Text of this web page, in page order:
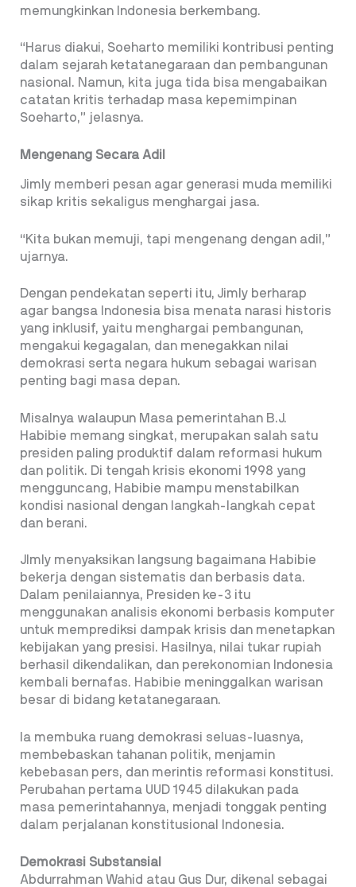
memungkinkan Indonesia berkembang.
“Harus diakui, Soeharto memiliki kontribusi penting
dalam sejarah ketatanegaraan dan pembangunan
nasional. Namun, kita juga tida bisa mengabaikan
catatan kritis terhadap masa kepemimpinan
Soeharto,” jelasnya.
Mengenang Secara Adil
Jimly memberi pesan agar generasi muda memiliki
sikap kritis sekaligus menghargai jasa.
“Kita bukan memuji, tapi mengenang dengan adil,”
ujarnya.
Dengan pendekatan seperti itu, Jimly berharap
agar bangsa Indonesia bisa menata narasi historis
yang inklusif, yaitu menghargai pembangunan,
mengakui kegagalan, dan menegakkan nilai
demokrasi serta negara hukum sebagai warisan
penting bagi masa depan.
Misalnya walaupun Masa pemerintahan B.J.
Habibie memang singkat, merupakan salah satu
presiden paling produktif dalam reformasi hukum
dan politik. Di tengah krisis ekonomi 1998 yang
mengguncang, Habibie mampu menstabilkan
kondisi nasional dengan langkah-langkah cepat
dan berani.
JImly menyaksikan langsung bagaimana Habibie
bekerja dengan sistematis dan berbasis data.
Dalam penilaiannya, Presiden ke-3 itu
menggunakan analisis ekonomi berbasis komputer
untuk memprediksi dampak krisis dan menetapkan
kebijakan yang presisi. Hasilnya, nilai tukar rupiah
berhasil dikendalikan, dan perekonomian Indonesia
kembali bernafas. Habibie meninggalkan warisan
besar di bidang ketatanegaraan.
Ia membuka ruang demokrasi seluas-luasnya,
membebaskan tahanan politik, menjamin
kebebasan pers, dan merintis reformasi konstitusi.
Perubahan pertama UUD 1945 dilakukan pada
masa pemerintahannya, menjadi tonggak penting
dalam perjalanan konstitusional Indonesia.
Demokrasi Substansial
Abdurrahman Wahid atau Gus Dur, dikenal sebagai